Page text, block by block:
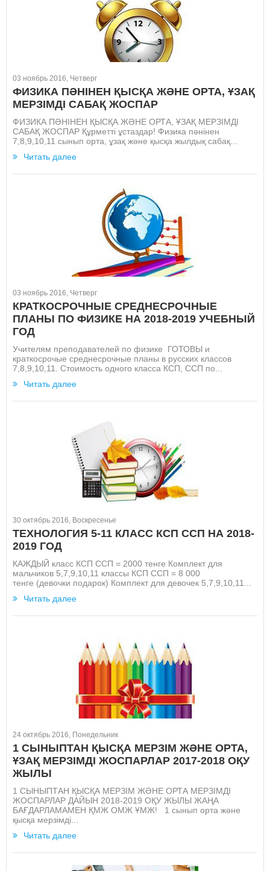
03 ноябрь 2016, Четверг
ФИЗИКА ПӘНІНЕН ҚЫСҚА ЖӘНЕ ОРТА, ҰЗАҚ
МЕРЗІМДІ САБАҚ ЖОСПАР
ФИЗИКА ПӘНІНЕН ҚЫСҚА ЖӘНЕ ОРТА, ҰЗАҚ МЕРЗІМДІ
САБАҚ ЖОСПАР Құрметті ұстаздар! Физика пәнінен
7,8,9,10,11 сынып орта, ұзақ және қысқа жылдық сабақ...
Читать далее
03 ноябрь 2016, Четверг
КРАТКОСРОЧНЫЕ СРЕДНЕСРОЧНЫЕ
ПЛАНЫ ПО ФИЗИКЕ НА 2018-2019 УЧЕБНЫЙ
ГОД
Учителям преподавателей по физике ГОТОВЫ и
краткосрочые среднесрочные планы в русских классов
7,8,9,10,11. Стоимость одного класса КСП, ССП по...
Читать далее
30 октябрь 2016, Воскресенье
ТЕХНОЛОГИЯ 5-11 КЛАСС КСП ССП НА 2018-
2019 ГОД
КАЖДЫЙ класс КСП ССП = 2000 тенге Комплект для
мальчиков 5,7,9,10,11 классы КСП ССП = 8 000
тенге (девочки подарок) Комплект для девочек 5,7,9,10,11...
Читать далее
24 октябрь 2016, Понедельник
1 СЫНЫПТАН ҚЫСҚА МЕРЗІМ ЖӘНЕ ОРТА,
ҰЗАҚ МЕРЗІМДІ ЖОСПАРЛАР 2017-2018 ОҚУ
ЖЫЛЫ
1 СЫНЫПТАН ҚЫСҚА МЕРЗІМ ЖӘНЕ ОРТА МЕРЗІМДІ
ЖОСПАРЛАР ДАЙЫН 2018-2019 ОҚУ ЖЫЛЫ ЖАҢА
БАҒДАРЛАМАМЕН ҚМЖ ОМЖ ҰМЖ! 1 сынып орта және
қысқа мерзімді...
Читать далее